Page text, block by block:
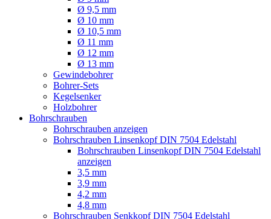
Ø 9,5 mm
Ø 10 mm
Ø 10,5 mm
Ø 11 mm
Ø 12 mm
Ø 13 mm
Gewindebohrer
Bohrer-Sets
Kegelsenker
Holzbohrer
Bohrschrauben
Bohrschrauben anzeigen
Bohrschrauben Linsenkopf DIN 7504 Edelstahl
Bohrschrauben Linsenkopf DIN 7504 Edelstahl
anzeigen
3,5 mm
3,9 mm
4,2 mm
4,8 mm
Bohrschrauben Senkkopf DIN 7504 Edelstahl